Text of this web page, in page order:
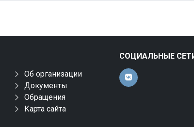
Об организации
Документы
Обращения
Карта сайта
СОЦИАЛЬНЫЕ